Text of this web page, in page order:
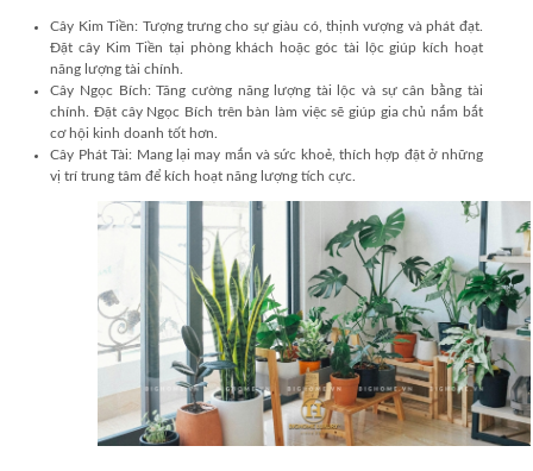
Cây Kim Tiền: Tượng trưng cho sự giàu có, thịnh vượng và phát đạt.
Đặt cây Kim Tiền tại phòng khách hoặc góc tài lộc giúp kích hoạt
năng lượng tài chính.
Cây Ngọc Bích: Tăng cường năng lượng tài lộc và sự cân bằng tài
chính. Đặt cây Ngọc Bích trên bàn làm việc sẽ giúp gia chủ nắm bắt
cơ hội kinh doanh tốt hơn.
Cây Phát Tài: Mang lại may mắn và sức khoẻ, thích hợp đặt ở những
vị trí trung tâm để kích hoạt năng lượng tích cực.